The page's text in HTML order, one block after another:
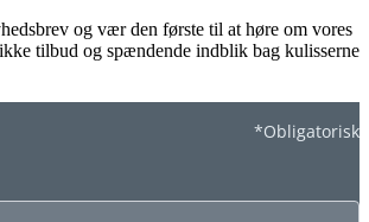
og vær den første til at høre om vores
tilbud og spændende indblik bag kulisserne
*Obligatorisk